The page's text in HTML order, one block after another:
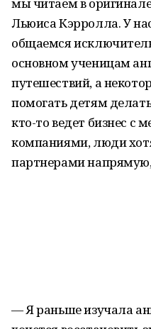
Льюиса Кэрролла. У
общаемся
основном ученицам
путешествий, а
помогать детям
кто-то ведет бизнес
компаниями, люди
партнерами напрямую,
— Я раньше изучала